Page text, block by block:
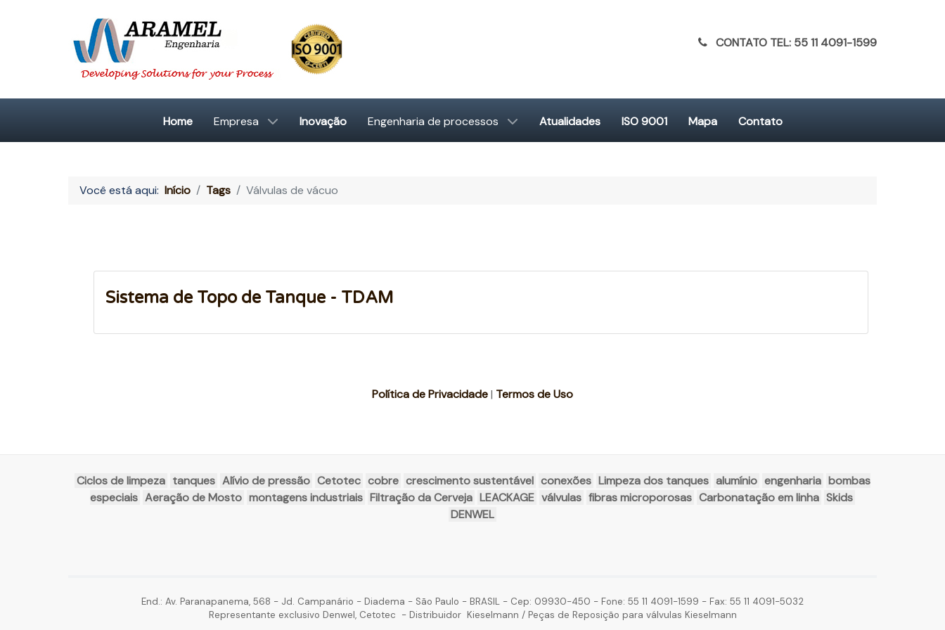
CONTATO TEL: 55 11 4091-1599
Home Empresa Inovação Engenharia de processos Atualidades ISO 9001 Mapa Contato
Você está aqui: Início Tags Válvulas de vácuo
Sistema de Topo de Tanque - TDAM
Política de Privacidade| Termos de Uso
Ciclos de limpeza tanques Alívio de pressão Cetotec cobre crescimento sustentável conexões Limpeza dos tanques alumínio engenharia bombas
especiais Aeração de Mosto montagens industriais Filtração da Cerveja LEACKAGE válvulas fibras microporosas Carbonatação em linha Skids
DENWEL
End.: Av. Paranapanema, 568 - Jd. Campanário - Diadema - São Paulo - BRASIL - Cep: 09930-450 - Fone: 55 11 4091-1599 - Fax: 55 11 4091-5032
Representante exclusivo Denwel, Cetotec - Distribuidor Kieselmann / Peças de Reposição para válvulas Kieselmann